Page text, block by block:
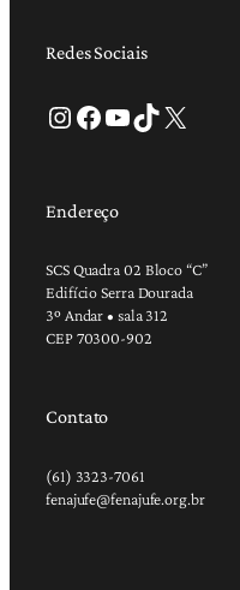
Redes Sociais
Instagram Facebook Youtube TikTok X
Endereço
SCS Quadra 02 Bloco “C”
Edifício Serra Dourada
3º Andar • sala 312
CEP 70300-902
Contato
(61) 3323-7061
fenajufe@fenajufe.org.br